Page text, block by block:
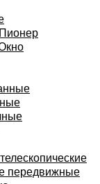
передвижные